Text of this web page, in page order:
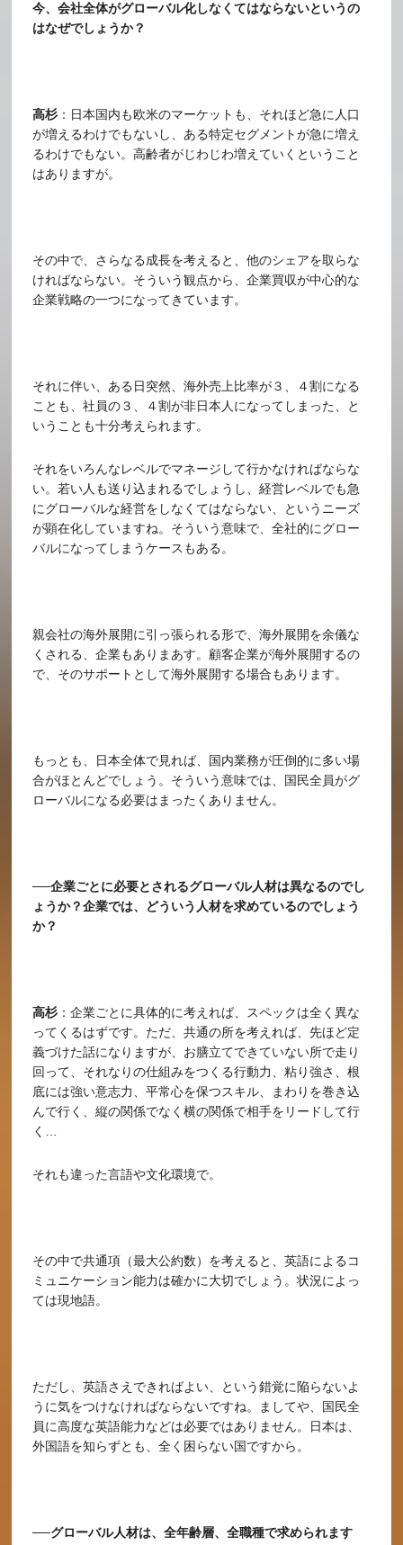
今、会社全体がグローバル化しなくてはならないというの
はなぜでしょうか？
高杉：日本国内も欧米のマーケットも、それほど急に人口
が増えるわけでもないし、ある特定セグメントが急に増え
るわけでもない。高齢者がじわじわ増えていくということ
はありますが。
その中で、さらなる成長を考えると、他のシェアを取らな
ければならない。そういう観点から、企業買収が中心的な
企業戦略の一つになってきています。
それに伴い、ある日突然、海外売上比率が３、４割になる
ことも、社員の３、４割が非日本人になってしまった、と
いうことも十分考えられます。
それをいろんなレベルでマネージして行かなければならな
い。若い人も送り込まれるでしょうし、経営レベルでも急
にグローバルな経営をしなくてはならない、というニーズ
が顕在化していますね。そういう意味で、全社的にグロー
バルになってしまうケースもある。
親会社の海外展開に引っ張られる形で、海外展開を余儀な
くされる、企業もありまあす。顧客企業が海外展開するの
で、そのサポートとして海外展開する場合もあります。
もっとも、日本全体で見れば、国内業務が圧倒的に多い場
合がほとんどでしょう。そういう意味では、国民全員がグ
ローバルになる必要はまったくありません。
──企業ごとに必要とされるグローバル人材は異なるのでし
ょうか？企業では、どういう人材を求めているのでしょう
か？
高杉：企業ごとに具体的に考えれば、スペックは全く異な
ってくるはずです。ただ、共通の所を考えれば、先ほど定
義づけた話になりますが、お膳立てできていない所で走り
回って、それなりの仕組みをつくる行動力、粘り強さ、根
底には強い意志力、平常心を保つスキル、まわりを巻き込
んで行く、縦の関係でなく横の関係で相手をリードして行
く…
それも違った言語や文化環境で。
その中で共通項（最大公約数）を考えると、英語によるコ
ミュニケーション能力は確かに大切でしょう。状況によっ
ては現地語。
ただし、英語さえできればよい、という錯覚に陥らないよ
うに気をつけなければならないですね。ましてや、国民全
員に高度な英語能力などは必要ではありません。日本は、
外国語を知らずとも、全く困らない国ですから。
──グローバル人材は、全年齢層、全職種で求められます